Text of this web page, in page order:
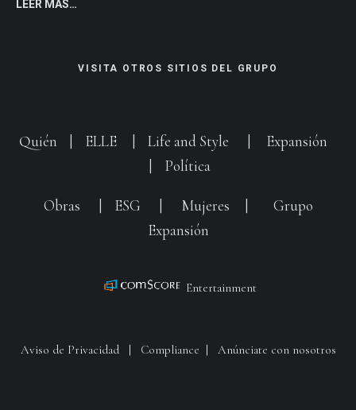
LEER MÁS…
VISITA OTROS SITIOS DEL GRUPO
Quién ELLE Life and Style
Expansión
Política
Obras ESG Mujeres
Grupo
Expansión
Entertainment
Aviso de Privacidad| Compliance Anúnciate con nosotros